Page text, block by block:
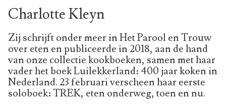
Charlotte Kleyn
Zij schrijft onder meer in Het Parool en Trouw
over eten en publiceerde in 2018, aan de hand
van onze collectie kookboeken, samen met haar
vader het boek Luilekkerland: 400 jaar koken in
Nederland. 23 februari verscheen haar eerste
soloboek: TREK, eten onderweg, toen en nu.